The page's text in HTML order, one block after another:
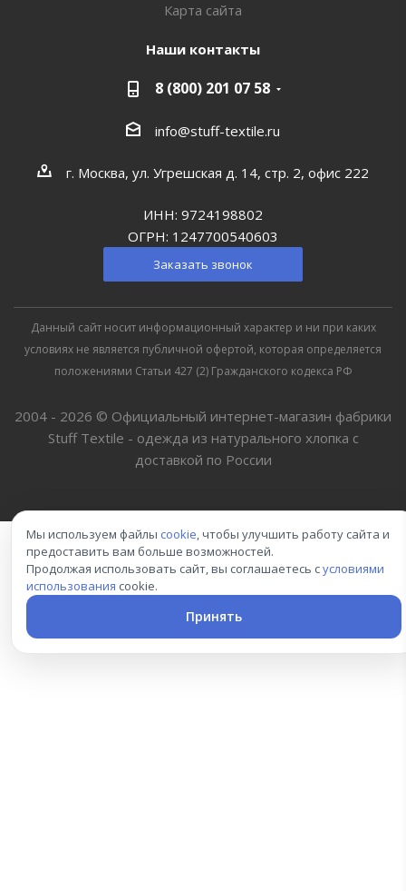
Карта сайта
Наши контакты
8 (800) 201 07 58
info@stuff-textile.ru
г. Москва, ул. Угрешская д. 14, стр. 2, офис 222
ИНН: 9724198802
ОГРН: 1247700540603
Заказать звонок
Данный сайт носит информационный характер и ни при каких
условиях не является публичной офертой, которая определяется
положениями Статьи 427 (2) Гражданского кодекса РФ
2004 - 2026 © Официальный интернет-магазин фабрики
Stuff Textile - одежда из натурального хлопка с
доставкой по России
Мы используем файлы cookie, чтобы улучшить работу сайта и
предоставить вам больше возможностей.
Продолжая использовать сайт, вы соглашаетесь сусловиями
использования cookie.
Принять